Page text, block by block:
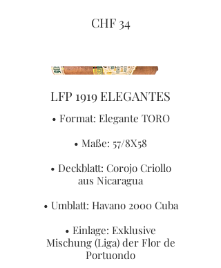
CHF 34
LFP 1919 ELEGANTES
• Format: Elegante TORO
• Maße: 57/8X58
• Deckblatt: Corojo Criollo
aus Nicaragua
• Umblatt: Havano 2000 Cuba
• Einlage: Exklusive
Mischung (Liga) der Flor de
Portuondo